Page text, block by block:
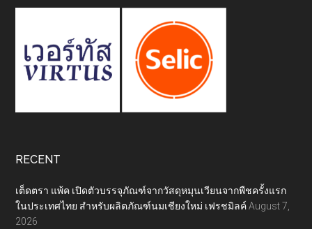
RECENT
เต็ดตรา แพ้ค เปิดตัวบรรจุภัณฑ์จากวัสดุหมุนเวียนจากพืชครั้งแรก
ในประเทศไทย สำหรับผลิตภัณฑ์นมเชียงใหม่ เฟรชมิลค์ August 7,
2026